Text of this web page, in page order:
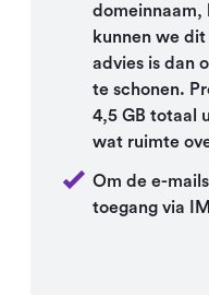
domeinnaam,
kunnen we
advies is dan
te schonen.
4,5 GB totaal
wat ruimte
Om de e-
toegang via